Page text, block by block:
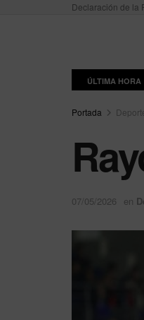
Declaración de la
ÚLTIMA HORA
Portada
07/05/2026 en